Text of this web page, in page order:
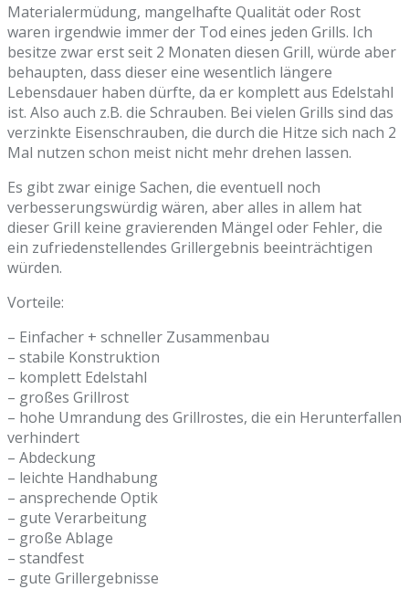
Materialermüdung, mangelhafte Qualität oder Rost
waren irgendwie immer der Tod eines jeden Grills. Ich
besitze zwar erst seit 2 Monaten diesen Grill, würde aber
behaupten, dass dieser eine wesentlich längere
Lebensdauer haben dürfte, da er komplett aus Edelstahl
ist. Also auch z.B. die Schrauben. Bei vielen Grills sind das
verzinkte Eisenschrauben, die durch die Hitze sich nach 2
Mal nutzen schon meist nicht mehr drehen lassen.
Es gibt zwar einige Sachen, die eventuell noch
verbesserungswürdig wären, aber alles in allem hat
dieser Grill keine gravierenden Mängel oder Fehler, die
ein zufriedenstellendes Grillergebnis beeinträchtigen
würden.
Vorteile:
– Einfacher + schneller Zusammenbau
– stabile Konstruktion
– komplett Edelstahl
– großes Grillrost
– hohe Umrandung des Grillrostes, die ein Herunterfallen
verhindert
– Abdeckung
– leichte Handhabung
– ansprechende Optik
– gute Verarbeitung
– große Ablage
– standfest
– gute Grillergebnisse